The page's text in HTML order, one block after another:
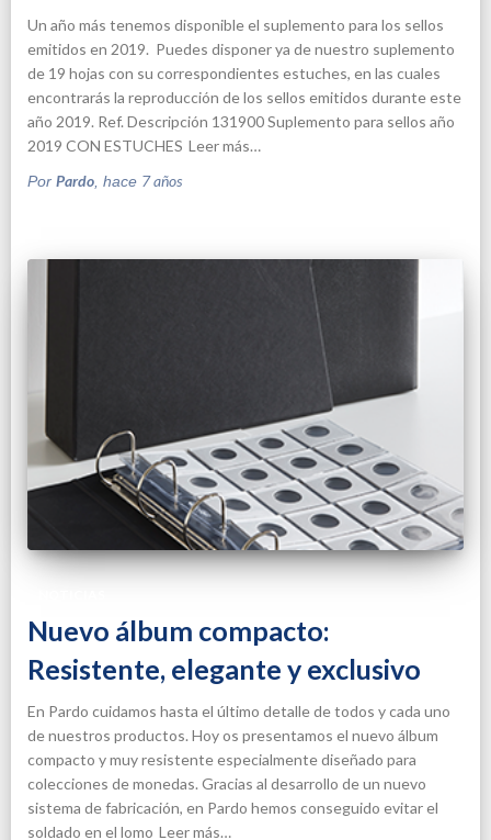
Un año más tenemos disponible el suplemento para los sellos
emitidos en 2019. Puedes disponer ya de nuestro suplemento
de 19 hojas con su correspondientes estuches, en las cuales
encontrarás la reproducción de los sellos emitidos durante este
año 2019. Ref. Descripción 131900 Suplemento para sellos año
2019 CON ESTUCHES Leer más…
Por Pardo , hace 7 años
Nuevo álbum compacto:
Resistente, elegante y exclusivo
En Pardo cuidamos hasta el último detalle de todos y cada uno
de nuestros productos. Hoy os presentamos el nuevo álbum
compacto y muy resistente especialmente diseñado para
colecciones de monedas. Gracias al desarrollo de un nuevo
sistema de fabricación, en Pardo hemos conseguido evitar el
soldado en el lomo Leer más…